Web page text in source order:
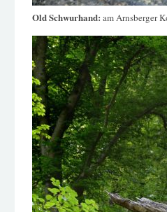
Old Schwurhand: am Arnsberger